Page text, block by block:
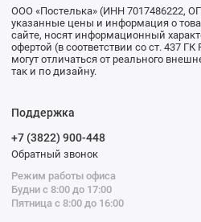
ООО «Постелька» (ИНН 7017486222,
указанные цены и информация о
сайте, носят информационный
офертой (в соответствии со ст. 437
могут отличаться от реального
так и по дизайну.
Поддержка
+7 (3822) 900-448
Обратный звонок
Режим работы офиса
Будни с 8:00 до 17:00
Пятница с 8:00 до 16:00